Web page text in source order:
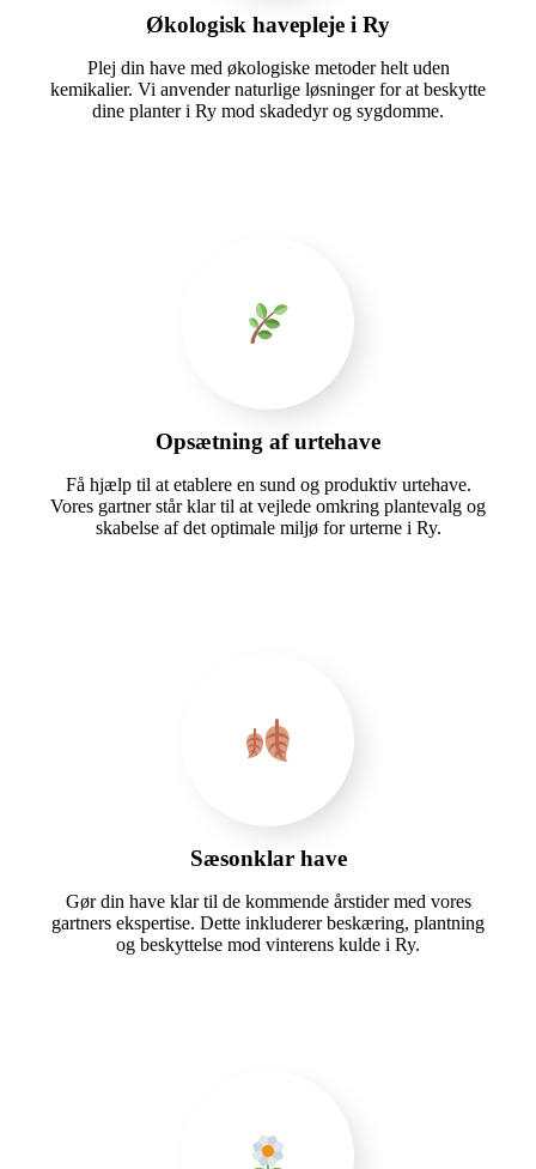
Økologisk havepleje i Ry
Plej din have med økologiske metoder helt uden
kemikalier. Vi anvender naturlige løsninger for at beskytte
dine planter i Ry mod skadedyr og sygdomme.
Opsætning af urtehave
Få hjælp til at etablere en sund og produktiv urtehave.
Vores gartner står klar til at vejlede omkring plantevalg og
skabelse af det optimale miljø for urterne i Ry.
Sæsonklar have
Gør din have klar til de kommende årstider med vores
gartners ekspertise. Dette inkluderer beskæring, plantning
og beskyttelse mod vinterens kulde i Ry.